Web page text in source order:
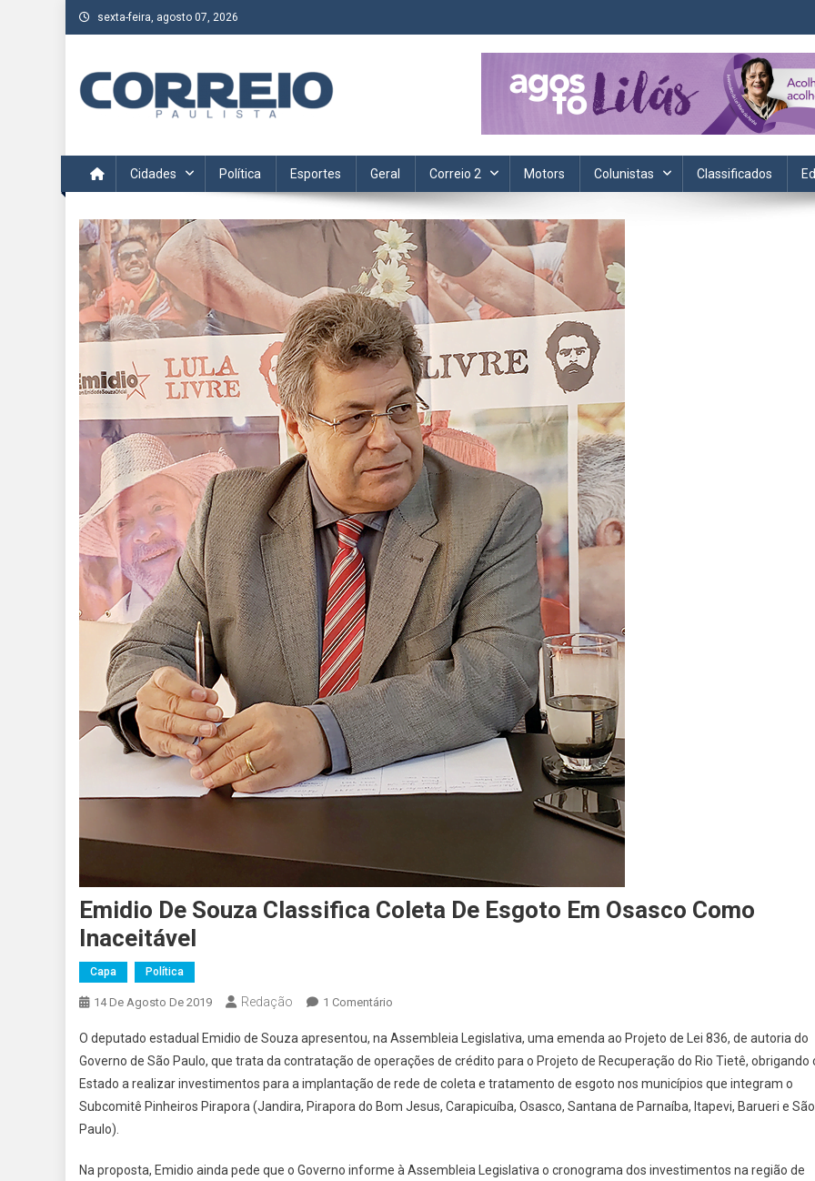
Skip
to
sexta-feira, agosto 07, 2026
Acompanhe as últimas notícias da região no Correio Paulista. Informação, política, saúde, economia, esportes e cotidiano.
Cidades Política Esportes Geral Correio 2 Motors Colunistas Classificados
Emidio De Souza Classifica Coleta De Esgoto Em Osasco Como
Inaceitável
Capa Política
14 De Agosto De 2019 Redação 1 Comentário
De
Souza
Classifica
Coleta
Em
O deputado estadual Emidio de Souza apresentou, na Assembleia Legislativa, uma emenda ao Projeto de Lei 836, de autoria do
Governo de São Paulo, que trata da contratação de operações de crédito para o Projeto de Recuperação do Rio Tietê, obrigando
Estado a realizar investimentos para a implantação de rede de coleta e tratamento de esgoto nos municípios que integram o
Subcomitê Pinheiros Pirapora (Jandira, Pirapora do Bom Jesus, Carapicuíba, Osasco, Santana de Parnaíba, Itapevi, Barueri e São
Paulo).
Na proposta, Emidio ainda pede que o Governo informe à Assembleia Legislativa o cronograma dos investimentos na região de